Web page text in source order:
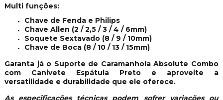
Multi funções:
Chave de Fenda e Philips
Chave Allen (2 / 2,5 / 3 / 4 / 6mm)
Soquete Sextavado (8 / 9 / 10mm)
Chave de Boca (8 / 10 / 13 / 15mm)
Garanta já o Suporte de Caramanhola Absolute Combo
com Canivete Espátula Preto e aproveite a
versatilidade e durabilidade que ele oferece.
As especificações técnicas podem sofrer variações ou